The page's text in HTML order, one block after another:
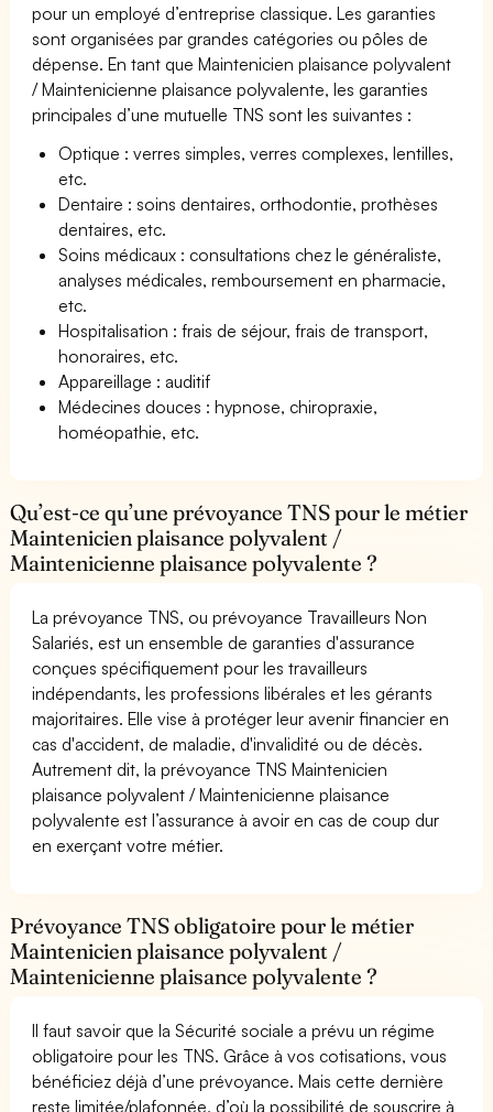
pour un employé d’entreprise classique. Les garanties
sont organisées par grandes catégories ou pôles de
dépense. En tant que Maintenicien plaisance polyvalent
/ Maintenicienne plaisance polyvalente, les garanties
principales d’une mutuelle TNS sont les suivantes :
Optique : verres simples, verres complexes, lentilles,
etc.
Dentaire : soins dentaires, orthodontie, prothèses
dentaires, etc.
Soins médicaux : consultations chez le généraliste,
analyses médicales, remboursement en pharmacie,
etc.
Hospitalisation : frais de séjour, frais de transport,
honoraires, etc.
Appareillage : auditif
Médecines douces : hypnose, chiropraxie,
homéopathie, etc.
Qu’est-ce qu’une prévoyance TNS pour le métier
Maintenicien plaisance polyvalent /
Maintenicienne plaisance polyvalente ?
La prévoyance TNS, ou prévoyance Travailleurs Non
Salariés, est un ensemble de garanties d'assurance
conçues spécifiquement pour les travailleurs
indépendants, les professions libérales et les gérants
majoritaires. Elle vise à protéger leur avenir financier en
cas d'accident, de maladie, d'invalidité ou de décès.
Autrement dit, la prévoyance TNS Maintenicien
plaisance polyvalent / Maintenicienne plaisance
polyvalente est l’assurance à avoir en cas de coup dur
en exerçant votre métier.
Prévoyance TNS obligatoire pour le métier
Maintenicien plaisance polyvalent /
Maintenicienne plaisance polyvalente ?
Il faut savoir que la Sécurité sociale a prévu un régime
obligatoire pour les TNS. Grâce à vos cotisations, vous
bénéficiez déjà d’une prévoyance. Mais cette dernière
reste limitée/plafonnée, d’où la possibilité de souscrire à